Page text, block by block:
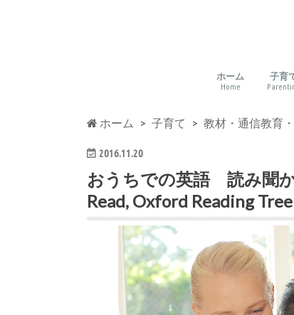
ホーム
Home
子育
子育
環境
読み
バイ
教材
多様
親子
しつ
アー
ホーム 子育て 教材・通信教育
2016.11.20
おうちでの英語 読み聞
Read, Oxford Reading Tree